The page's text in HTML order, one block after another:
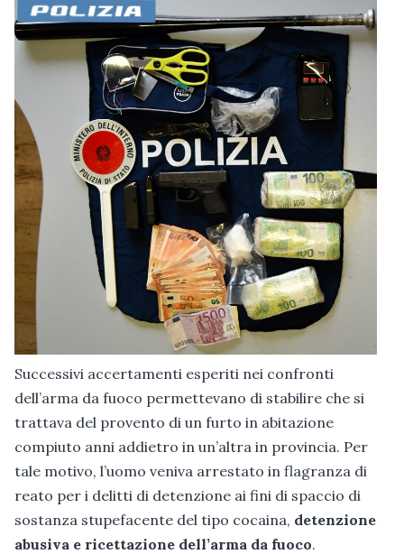
Successivi accertamenti esperiti nei confronti
dell’arma da fuoco permettevano di stabilire che si
trattava del provento di un furto in abitazione
compiuto anni addietro in un’altra in provincia. Per
tale motivo, l’uomo veniva arrestato in flagranza di
reato per i delitti di detenzione ai fini di spaccio di
sostanza stupefacente del tipo cocaina, detenzione
abusiva e ricettazione dell’arma da fuoco.